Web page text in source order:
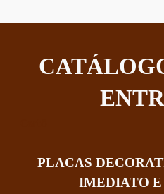
PLACAS
IMEDIATO E